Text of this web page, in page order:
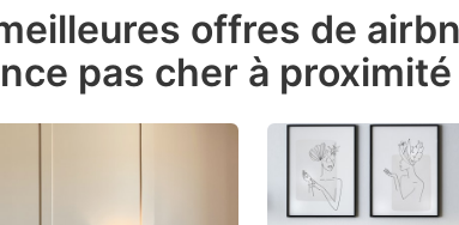
the
question
key
to
get
offres de
pas cher à